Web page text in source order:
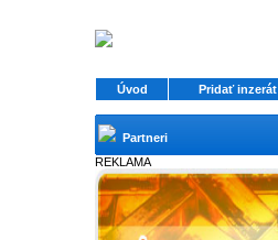
Úvod Pridať inzerát
Partneri
REKLAMA